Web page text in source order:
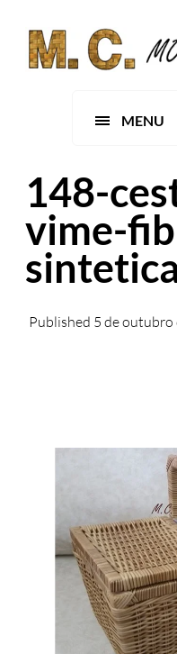
MENU
148-
vime-
Published 5 de outubro